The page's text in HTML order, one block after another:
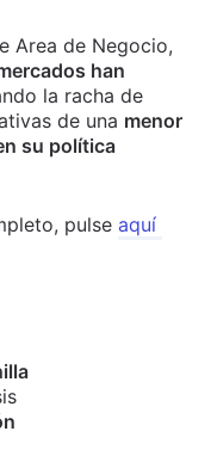
Area de Negocio,
han
la racha de
de una menor
su política
pulse aquí